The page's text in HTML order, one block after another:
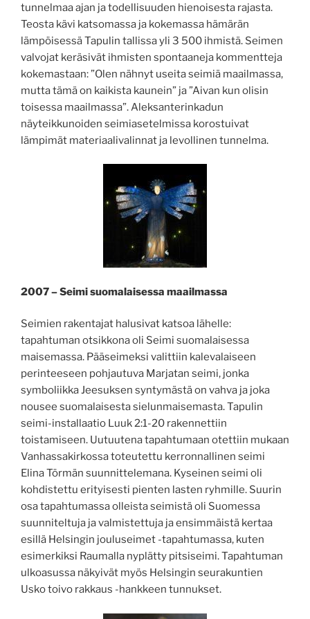
tunnelmaa ajan ja todellisuuden hienoisesta rajasta.
Teosta kävi katsomassa ja kokemassa hämärän
lämpöisessä Tapulin tallissa yli 3 500 ihmistä. Seimen
valvojat keräsivät ihmisten spontaaneja kommentteja
kokemastaan: ”Olen nähnyt useita seimiä maailmassa,
mutta tämä on kaikista kaunein” ja ”Aivan kun olisin
toisessa maailmassa”. Aleksanterinkadun
näyteikkunoiden seimiasetelmissa korostuivat
lämpimät materiaalivalinnat ja levollinen tunnelma.
2007 – Seimi suomalaisessa maailmassa
Seimien rakentajat halusivat katsoa lähelle:
tapahtuman otsikkona oli Seimi suomalaisessa
maisemassa. Pääseimeksi valittiin kalevalaiseen
perinteeseen pohjautuva Marjatan seimi, jonka
symboliikka Jeesuksen syntymästä on vahva ja joka
nousee suomalaisesta sielunmaisemasta. Tapulin
seimi-installaatio Luuk 2:1-20 rakennettiin
toistamiseen. Uutuutena tapahtumaan otettiin mukaan
Vanhassakirkossa toteutettu kerronnallinen seimi
Elina Törmän suunnittelemana. Kyseinen seimi oli
kohdistettu erityisesti pienten lasten ryhmille. Suurin
osa tapahtumassa olleista seimistä oli Suomessa
suunniteltuja ja valmistettuja ja ensimmäistä kertaa
esillä Helsingin jouluseimet -tapahtumassa, kuten
esimerkiksi Raumalla nyplätty pitsiseimi. Tapahtuman
ulkoasussa näkyivät myös Helsingin seurakuntien
Usko toivo rakkaus -hankkeen tunnukset.